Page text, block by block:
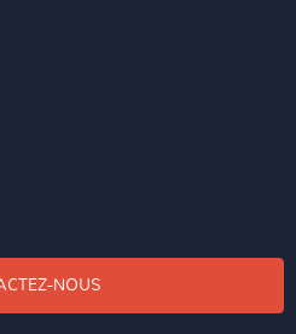
NOUS